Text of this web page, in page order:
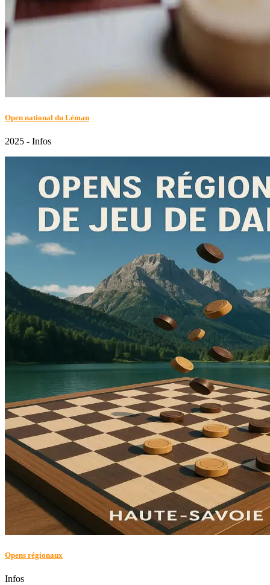
Open national du Léman
2025 - Infos
Opens régionaux
Infos